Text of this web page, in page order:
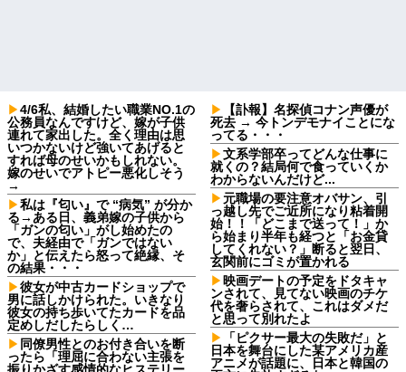
4/6私、結婚したい職業NO.1の
公務員なんですけど、嫁が子供
連れて家出した。全く理由は思
いつかないけど強いてあげると
すれば母のせいかもしれない。
嫁のせいでアトピー悪化しそう
→
私は『匂い』で “病気” が分か
る→ある日、義弟嫁の子供から
「ガンの匂い」がし始めたの
で、夫経由で「ガンではない
か」と伝えたら怒って絶縁、そ
の結果・・・
彼女が中古カードショップで
男に話しかけられた。いきなり
彼女の持ち歩いてたカードを品
定めしだしたらしく…
同僚男性とのお付き合いを断
ったら「理屈に合わない主張を
【訃報】名探偵コナン声優が
死去 → 今トンデモナイことにな
ってる・・・
文系学部卒ってどんな仕事に
就くの？結局何で食っていくか
わからないんだけど...
元職場の要注意オバサン、引
っ越し先でご近所になり粘着開
始！！「どこまで送って！」か
ら始まり半年も経つと「お金貸
してくれない？」断ると翌日、
玄関前にゴミが置かれる
映画デートの予定をドタキャ
ンされて、見てない映画のチケ
代を奢らされて、これはダメだ
と思って別れたよ
「ピクサー最大の失敗だ」と
日本を舞台にした某アメリカ産
アニメが話題に、日本と韓国の